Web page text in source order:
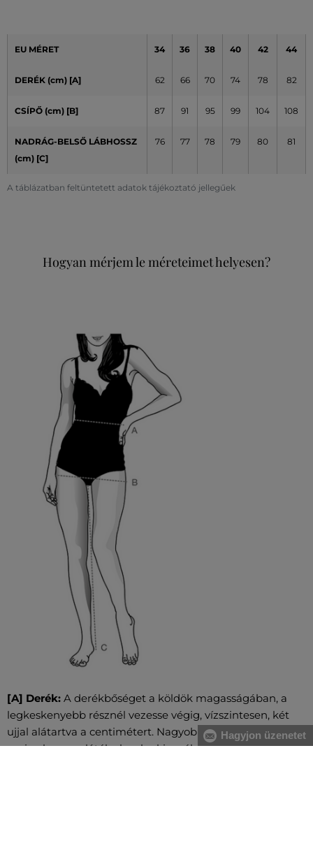
A táblázatban feltüntetett adatok tájékoztató jellegűek
EU MÉRET 34 36 38 40 42 44
DERÉK (cm) [A] 62 66 70 74 78 82
CSÍPŐ (cm) [B] 87 91 95 99 104 108
NADRÁG-BELSŐ LÁBHOSSZ
(cm) [C]
76 77 78 79 80 81
Hogyan mérjem le méreteimet helyesen?
[A] Derék: A derékbőséget a köldök magasságában, a
legkeskenyebb résznél vezesse végig, vízszintesen, két
ujjal alátartva a centimétert. Nagyobb has esetében a
gerinc kanyarulától a has legkiugróbb pontjáig mérje.
Hagyjon üzenetet